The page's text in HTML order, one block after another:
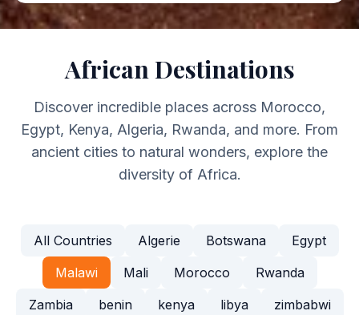
African Destinations
Discover incredible places across Morocco,
Egypt, Kenya, Algeria, Rwanda, and more. From
ancient cities to natural wonders, explore the
diversity of Africa.
All Countries Algerie Botswana
Egypt
Malawi
Mali Morocco
Rwanda
Zambia
benin kenya libya zimbabwi